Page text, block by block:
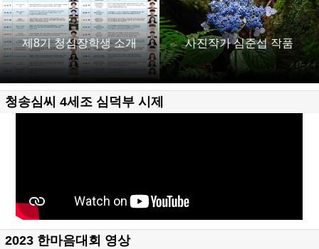
제8기 청심장학생 소개 사진작가 심준섭 작품
청송심씨 4세조 심덕부 시제
2023 한마음대회 영상